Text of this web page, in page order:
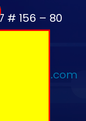
# 156 – 80
sas.com